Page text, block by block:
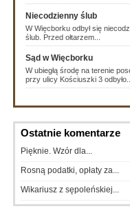
Niecodzienny ślub
W Więcborku odbył się
ślub. Przed ołtarzem...
Sąd w Więcborku
W ubiegłą środę na terenie
przy ulicy Kościuszki 3 odbyło...
Ostatnie komentarze
Pięknie. Wzór dla...
Rosną podatki, opłaty za...
Wikariusz z sępoleńskiej...